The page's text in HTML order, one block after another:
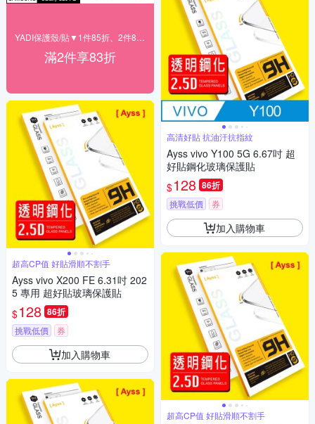
滿2件享83折
超高CP值 好貼滑順不割手
Ayss vivo X200 FE 6.31吋 202
5 專用 超好貼玻璃保護貼
$128 86折
挑戰低價 券
加入購物車
高清好貼 抗油汙抗指紋
Ayss vivo Y100 5G 6.67吋 超
好貼鋼化玻璃保護貼
$128 86折
挑戰低價 券
加入購物車
超高CP值 好貼滑順不割手